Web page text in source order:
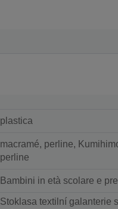
plastica
macramé, perline,
perline
Bambini in età scolare e
Stoklasa textilní galanterie